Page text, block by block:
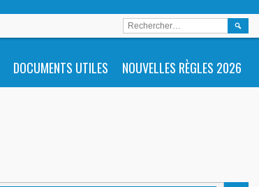
DOCUMENTS UTILES NOUVELLES RÈGLES 2026